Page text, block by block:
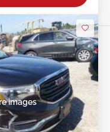
images